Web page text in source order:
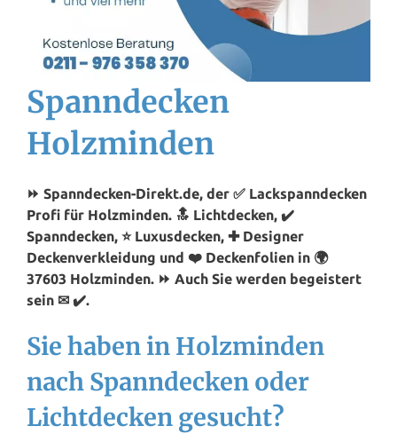
Spanndecken
Holzminden
⏩ Spanndecken-Direkt.de, der ✅ Lackspanndecken
Profi für Holzminden. 🔝 Lichtdecken, ✔️
Spanndecken, ⭐ Luxusdecken, ✚ Designer
Deckenverkleidung und ❤️ Deckenfolien in 🌍
37603 Holzminden. ⏩ Auch Sie werden begeistert
sein ✉ ✔️.
Sie haben in Holzminden
nach Spanndecken oder
Lichtdecken gesucht?